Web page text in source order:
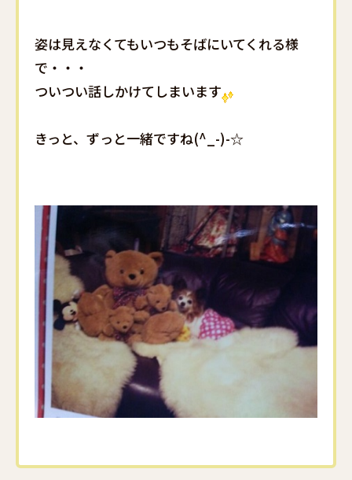
姿は見えなくてもいつもそばにいてくれる様
で・・・
ついつい話しかけてしまいます
きっと、ずっと一緒ですね(^_-)-☆